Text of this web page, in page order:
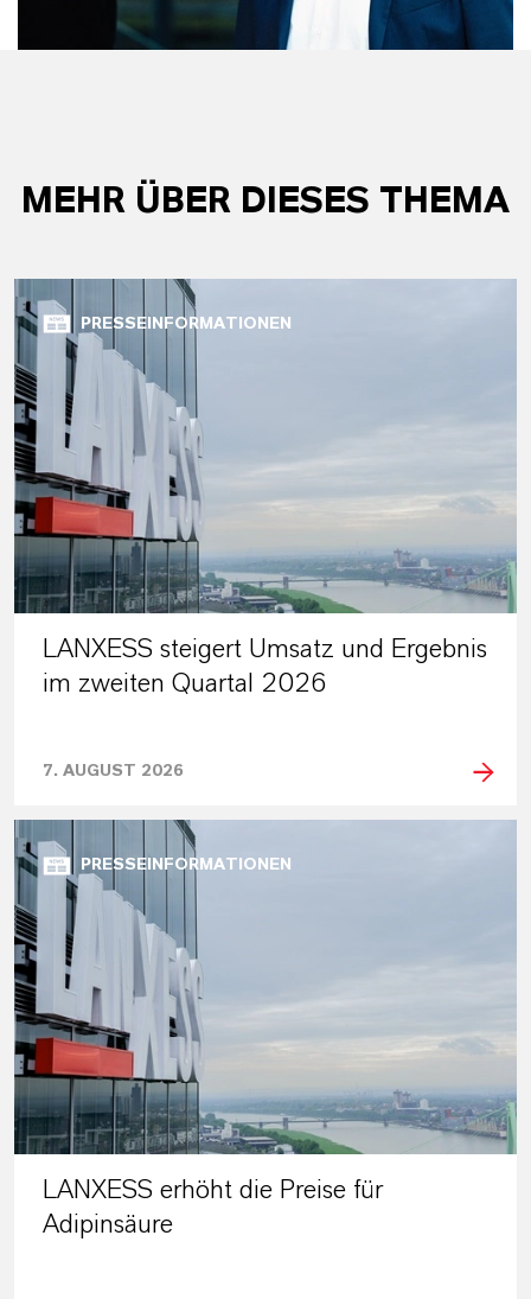
MEHR ÜBER DIESES THEMA
PRESSEINFORMATIONEN
LANXESS steigert Umsatz und Ergebnis
im zweiten Quartal 2026
7. AUGUST 2026
PRESSEINFORMATIONEN
LANXESS erhöht die Preise für
Adipinsäure